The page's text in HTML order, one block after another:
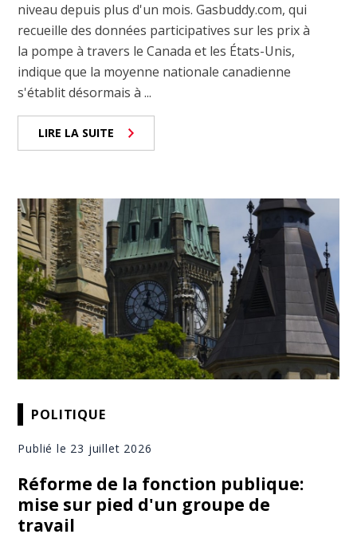
niveau depuis plus d'un mois. Gasbuddy.com, qui
recueille des données participatives sur les prix à
la pompe à travers le Canada et les États-Unis,
indique que la moyenne nationale canadienne
s'établit désormais à ...
LIRE LA SUITE
POLITIQUE
Publié le 23 juillet 2026
Réforme de la fonction publique:
mise sur pied d'un groupe de
travail